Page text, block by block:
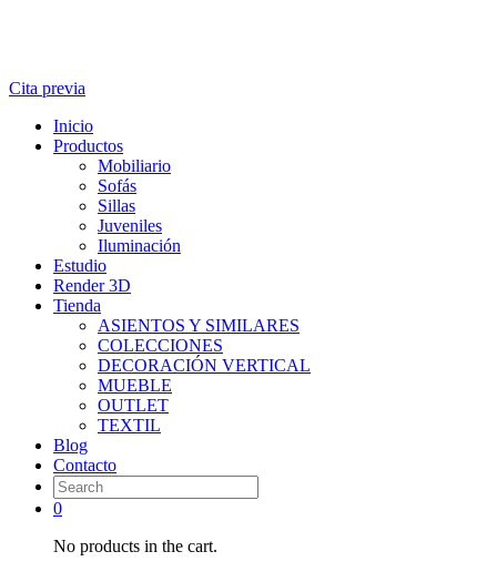
Cita previa
Inicio
Productos
Mobiliario
Sofás
Sillas
Juveniles
Iluminación
Estudio
Render 3D
Tienda
ASIENTOS Y SIMILARES
COLECCIONES
DECORACIÓN VERTICAL
MUEBLE
OUTLET
TEXTIL
Blog
Contacto
0
No products in the cart.